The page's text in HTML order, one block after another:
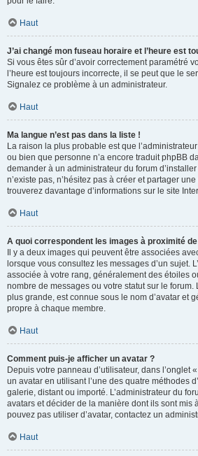
Haut
J’ai changé mon fuseau horaire et l’heure est
Si vous êtes sûr d’avoir correctement paramétré
l’heure est toujours incorrecte, il se peut que le
Signalez ce problème à un administrateur.
Haut
Ma langue n’est pas dans la liste !
La raison la plus probable est que
ou bien que personne n’a encore traduit phpBB
demander à un administrateur du forum
n’existe pas, n’hésitez pas à créer et partager
trouverez davantage d’informations sur le site
Haut
A quoi correspondent les images à proximité
Il y a deux images qui peuvent être associées
lorsque vous consultez les messages d’un sujet.
associée à votre rang, généralement des étoiles
nombre de messages ou votre statut sur le
plus grande, est connue sous le nom d’avatar et
propre à chaque membre.
Haut
Comment puis-je afficher un avatar ?
Depuis votre panneau d’utilisateur, dans l’onglet
un avatar en utilisant l’une des quatre méthodes
galerie, distant ou importé. L’administrateur du
avatars et décider de la manière dont ils sont mis
pouvez pas utiliser d’avatar, contactez un
Haut